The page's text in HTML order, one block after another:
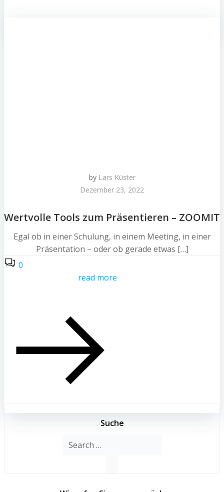
by Lars Küster
Dezember 23, 2022
Wertvolle Tools zum Präsentieren – ZOOMIT
Egal ob in einer Schulung, in einem Meeting, in einer
Präsentation – oder ob gerade etwas […]
0
read more
Suche
Search